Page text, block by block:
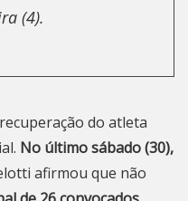
(4).
do atleta
No último sábado (30),
afirmou que não